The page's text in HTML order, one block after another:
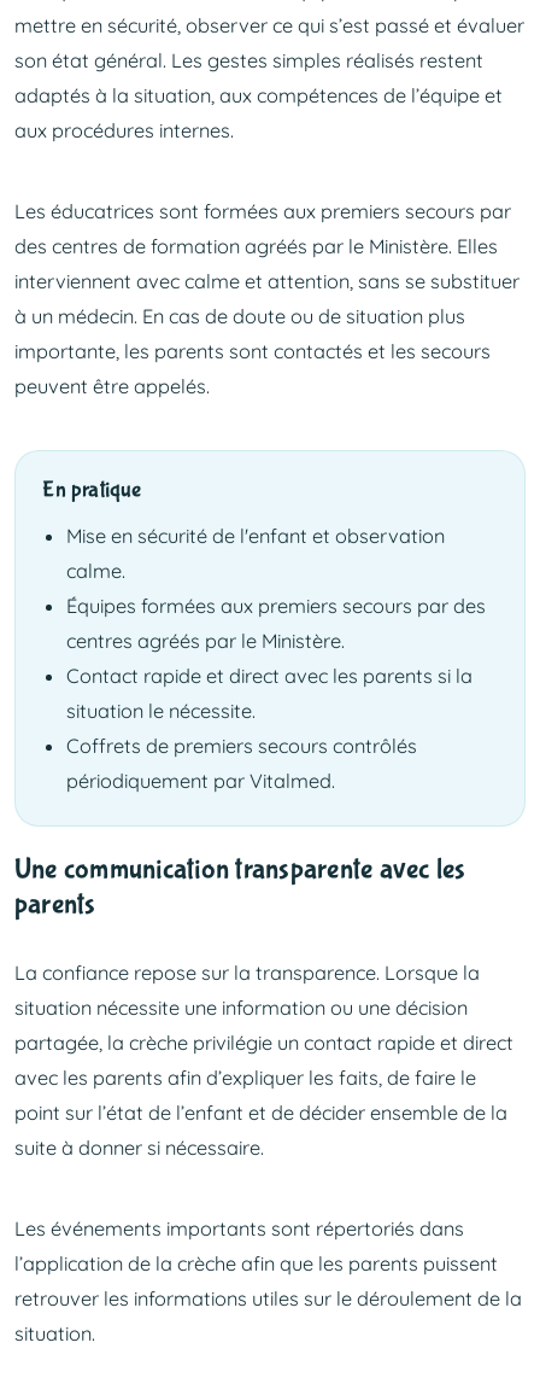
mettre en sécurité, observer ce qui s’est passé et évaluer
son état général. Les gestes simples réalisés restent
adaptés à la situation, aux compétences de l’équipe et
aux procédures internes.
Les éducatrices sont formées aux premiers secours par
des centres de formation agréés par le Ministère. Elles
interviennent avec calme et attention, sans se substituer
à un médecin. En cas de doute ou de situation plus
importante, les parents sont contactés et les secours
peuvent être appelés.
En pratique
Mise en sécurité de l'enfant et observation
calme.
Équipes formées aux premiers secours par des
centres agréés par le Ministère.
Contact rapide et direct avec les parents si la
situation le nécessite.
Coffrets de premiers secours contrôlés
périodiquement par Vitalmed.
Une communication transparente avec les
parents
La confiance repose sur la transparence. Lorsque la
situation nécessite une information ou une décision
partagée, la crèche privilégie un contact rapide et direct
avec les parents afin d’expliquer les faits, de faire le
point sur l’état de l’enfant et de décider ensemble de la
suite à donner si nécessaire.
Les événements importants sont répertoriés dans
l’application de la crèche afin que les parents puissent
retrouver les informations utiles sur le déroulement de la
situation.